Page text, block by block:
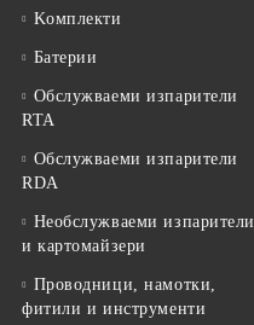
Kомплекти
Батерии
Обслужваеми изпарители
RTA
Обслужваеми изпарители
RDA
Необслужваеми изпарители
и картомайзери
Проводници, намотки,
фитили и инструменти